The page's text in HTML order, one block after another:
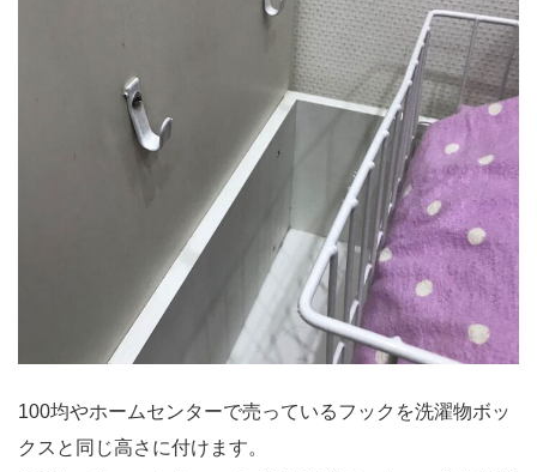
100均やホームセンターで売っているフックを洗濯物ボッ
クスと同じ高さに付けます。